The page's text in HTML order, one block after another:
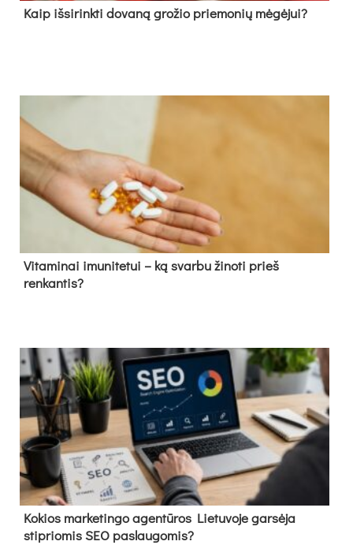
Kaip išsirinkti dovaną grožio priemonių mėgėjui?
Vitaminai imunitetui – ką svarbu žinoti prieš
renkantis?
Kokios marketingo agentūros Lietuvoje garsėja
stipriomis SEO paslaugomis?